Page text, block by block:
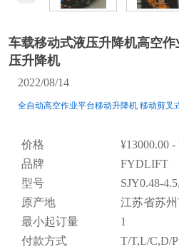
车载移动式液压升降机高空
压升降机
2022/08/14
全自动高空作业平台移动升降机 移动剪叉
价格
¥13000.00 -
品牌
FYDLIFT
型号
SJY0.48-
原产地
江苏省苏
最小起订量
1
付款方式
T/T,L/C,D/P